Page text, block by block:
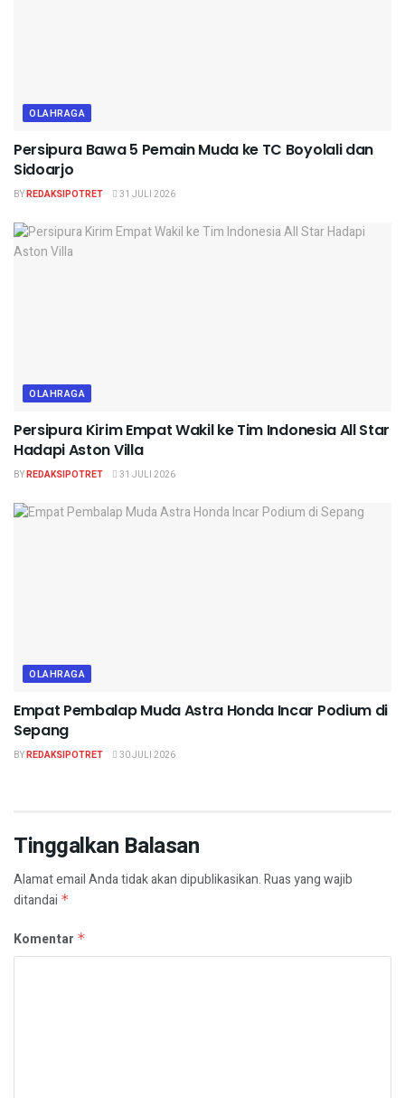
OLAHRAGA
Persipura Bawa 5 Pemain Muda ke TC Boyolali dan
Sidoarjo
BYREDAKSIPOTRET 31 JULI 2026
OLAHRAGA
Persipura Kirim Empat Wakil ke Tim Indonesia All Star
Hadapi Aston Villa
BYREDAKSIPOTRET 31 JULI 2026
OLAHRAGA
Empat Pembalap Muda Astra Honda Incar Podium di
Sepang
BYREDAKSIPOTRET 30 JULI 2026
Tinggalkan Balasan
Alamat email Anda tidak akan dipublikasikan.Ruas yang wajib
ditandai *
Komentar *